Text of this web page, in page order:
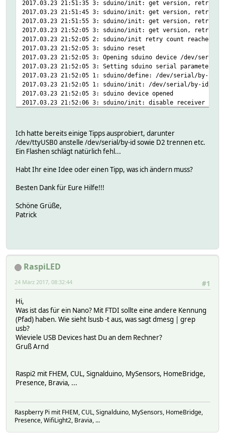
2017.03.23 21:51:35 3: sduino/init: get version, retry =
2017.03.23 21:51:45 3: sduino/init: get version, retry =
2017.03.23 21:51:55 3: sduino/init: get version, retry =
2017.03.23 21:52:05 3: sduino/init: get version, retry =
2017.03.23 21:52:05 2: sduino/init retry count reached.
2017.03.23 21:52:05 3: sduino reset
2017.03.23 21:52:05 3: Opening sduino device /dev/
2017.03.23 21:52:05 3: Setting sduino serial parameters
2017.03.23 21:52:05 1: sduino/define: /dev/serial/by-id/
2017.03.23 21:52:05 1: sduino/init: /dev/serial/by-id/usb-
2017.03.23 21:52:05 3: sduino device opened
2017.03.23 21:52:06 3: sduino/init: disable receiver (XQ)
2017.03.23 21:52:27 3: sduino/init: get version, retry =
2017.03.23 21:52:37 3: sduino/init: get version, retry =
2017.03.23 21:52:37 2: sduino/init retry count reached.
2017.03.23 21:52:37 2: sduino closed
Ich hatte bereits einige Tipps ausprobiert, darunter
/dev/ttyUSB0 anstelle /dev/serial/by-id sowie D2 trennen etc.
Ein Flashen schlägt natürlich fehl...
Habt Ihr eine Idee oder einen Tipp, was ich ändern muss?
Besten Dank für Eure Hilfe!!!
Schöne Grüße,
Patrick
RaspiLED
#1
24 März 2017, 08:32:44
Hi,
Was ist das für ein Nano? Mit FTDI sollte eine andere Kennung
(Pfad) haben. Wie sieht lsusb -t aus, was sagt dmesg | grep
usb?
Wieviele USB Devices hast Du an dem Rechner?
Gruß Arnd
Raspi2 mit FHEM, CUL, Signalduino, MySensors, HomeBridge,
Presence, Bravia, ...
Raspberry Pi mit FHEM, CUL, Signalduino, MySensors, HomeBridge,
Presence, WifiLight2, Bravia, ...